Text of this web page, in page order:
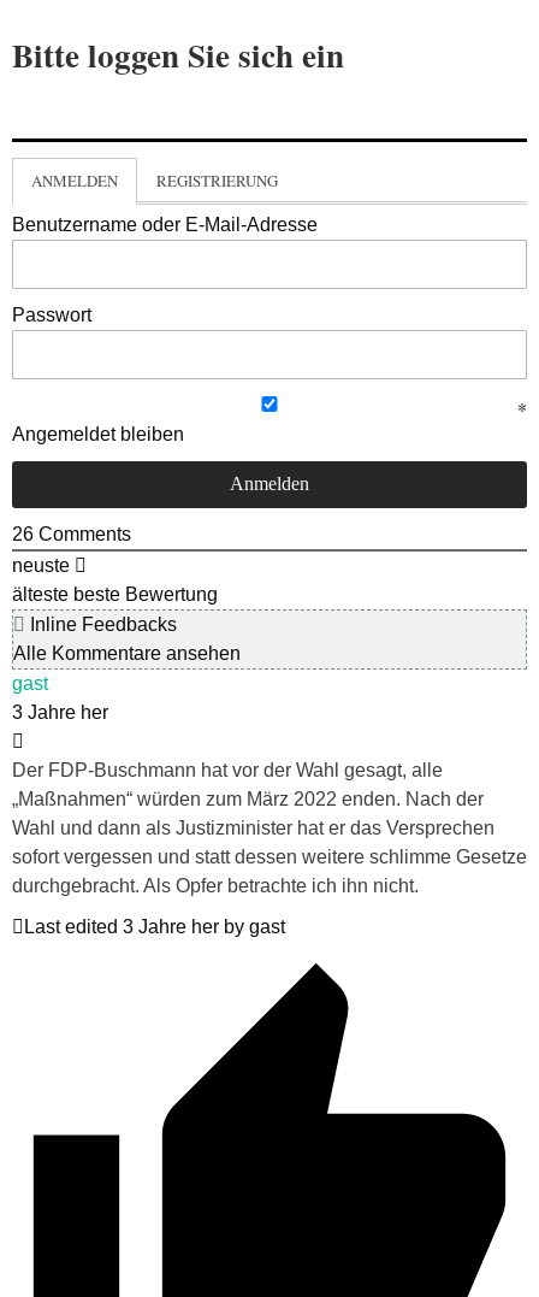
Bitte loggen Sie sich ein
ANMELDEN REGISTRIERUNG
Benutzername oder E-Mail-Adresse
Passwort
Angemeldet bleiben
26 Comments
neuste
älteste beste Bewertung
Inline Feedbacks
Alle Kommentare ansehen
gast
3 Jahre her
Der FDP-Buschmann hat vor der Wahl gesagt, alle
„Maßnahmen“ würden zum März 2022 enden. Nach der
Wahl und dann als Justizminister hat er das Versprechen
sofort vergessen und statt dessen weitere schlimme Gesetze
durchgebracht. Als Opfer betrachte ich ihn nicht.
Last edited 3 Jahre her by gast